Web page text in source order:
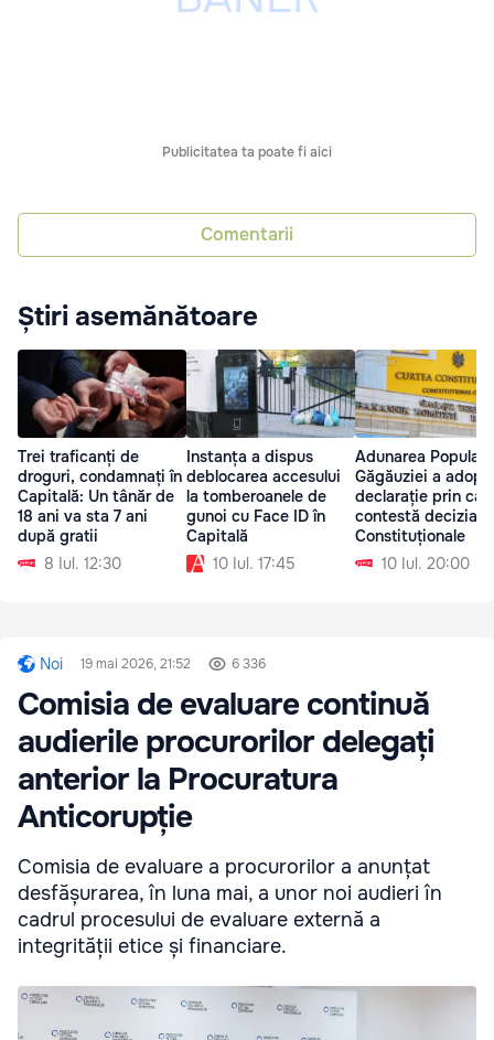
Publicitatea ta poate fi aici
Comentarii
Știri asemănătoare
Trei traficanți de
droguri, condamnați în
Capitală: Un tânăr de
18 ani va sta 7 ani
după gratii
8 Iul. 12:30
Instanța a dispus
deblocarea accesului
la tomberoanele de
gunoi cu Face ID în
Capitală
10 Iul. 17:45
Adunarea
Găgăuziei a
declarație prin
contestă decizia
Constituționale
10 Iul. 20:00
Noi 19 mai 2026, 21:52 6 336
Comisia de evaluare continuă
audierile procurorilor delegați
anterior la Procuratura
Anticorupție
Comisia de evaluare a procurorilor a anunțat
desfășurarea, în luna mai, a unor noi audieri în
cadrul procesului de evaluare externă a
integrității etice și financiare.